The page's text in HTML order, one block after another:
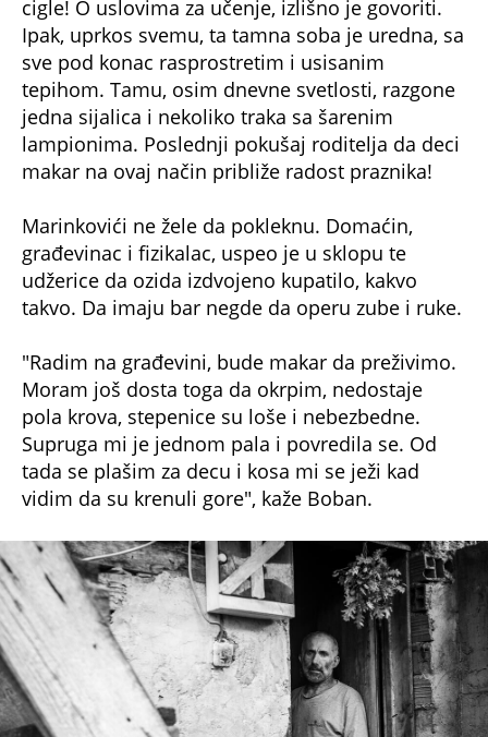
cigle! O uslovima za učenje, izlišno je govoriti.
Ipak, uprkos svemu, ta tamna soba je uredna, sa
sve pod konac rasprostretim i usisanim
tepihom. Tamu, osim dnevne svetlosti, razgone
jedna sijalica i nekoliko traka sa šarenim
lampionima. Poslednji pokušaj roditelja da deci
makar na ovaj način približe radost praznika!
Marinkovići ne žele da pokleknu. Domaćin,
građevinac i fizikalac, uspeo je u sklopu te
udžerice da ozida izdvojeno kupatilo, kakvo
takvo. Da imaju bar negde da operu zube i ruke.
"Radim na građevini, bude makar da preživimo.
Moram još dosta toga da okrpim, nedostaje
pola krova, stepenice su loše i nebezbedne.
Supruga mi je jednom pala i povredila se. Od
tada se plašim za decu i kosa mi se ježi kad
vidim da su krenuli gore", kaže Boban.